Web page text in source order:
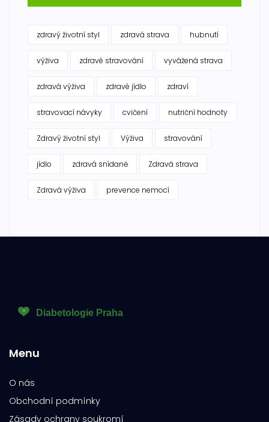
zdravý životní styl zdravá strava hubnutí
výživa zdravé stravování vyvážená strava
zdravá výživa zdravé jídlo zdraví
stravovací návyky cvičení nutriční hodnoty
Zdravý životní styl Výživa stravování
jídlo zdravá snídaně Zdravá strava
Zdravá výživa prevence nemocí
Menu
O nás
Obchodní podmínky
Zásady ochrany soukromí